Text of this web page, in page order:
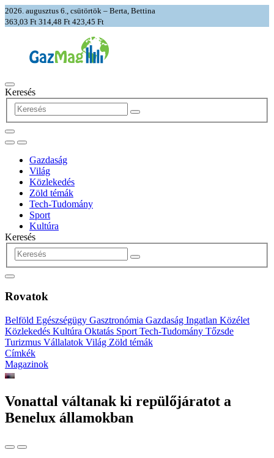
2026. augusztus 6., csütörtök – Berta, Bettina
363,03 Ft 314,48 Ft 423,45 Ft
Keresés
Gazdaság
Világ
Közlekedés
Zöld témák
Tech-Tudomány
Sport
Kultúra
Keresés
Rovatok
Belföld Egészségügy Gasztronómia Gazdaság Ingatlan Közélet
Közlekedés Kultúra Oktatás Sport Tech-Tudomány Tőzsde
Turizmus Vállalatok Világ Zöld témák
Címkék
Magazinok
Vonattal váltanak ki repülőjáratot a
Benelux államokban